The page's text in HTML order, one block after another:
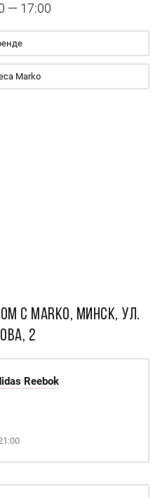
— 17:00
Marko
С Marko, Минск, ул.
2
Reebok